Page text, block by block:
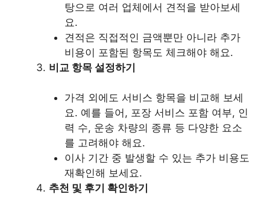
탕으로 여러 업체에서 견적을 받아보세
요.
견적은 직접적인 금액뿐만 아니라 추가
비용이 포함된 항목도 체크해야 해요.
비교 항목 설정하기
가격 외에도 서비스 항목을 비교해 보세
요. 예를 들어, 포장 서비스 포함 여부, 인
력 수, 운송 차량의 종류 등 다양한 요소
를 고려해야 해요.
이사 기간 중 발생할 수 있는 추가 비용도
재확인해 보세요.
추천 및 후기 확인하기